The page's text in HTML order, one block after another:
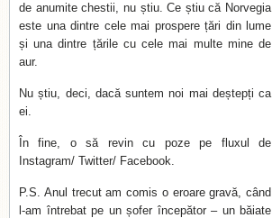
de anumite chestii, nu știu. Ce știu că Norvegia
este una dintre cele mai prospere țări din lume
și una dintre țările cu cele mai multe mine de
aur.
Nu știu, deci, dacă suntem noi mai deștepți ca
ei.
În fine, o să revin cu poze pe fluxul de
Instagram/ Twitter/ Facebook.
P.S. Anul trecut am comis o eroare gravă, când
l-am întrebat pe un șofer începător – un băiate